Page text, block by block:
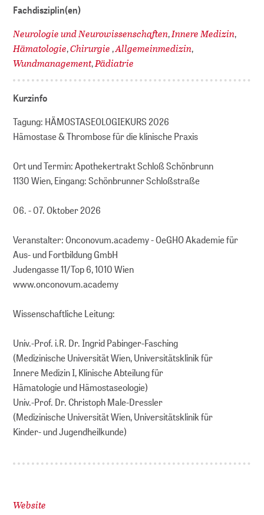
Fachdisziplin(en)
Neurologie und Neurowissenschaften,Innere Medizin,
Hämatologie,Chirurgie ,Allgemeinmedizin,
Wundmanagement,Pädiatrie
Kurzinfo
Tagung: HÄMOSTASEOLOGIEKURS 2026
Hämostase & Thrombose für die klinische Praxis
Ort und Termin: Apothekertrakt Schloß Schönbrunn
1130 Wien, Eingang: Schönbrunner Schloßstraße
06. - 07. Oktober 2026
Veranstalter: Onconovum.academy - OeGHO Akademie für
Aus- und Fortbildung GmbH
Judengasse 11/Top 6, 1010 Wien
www.onconovum.academy
Wissenschaftliche Leitung:
Univ.-Prof. i.R. Dr. Ingrid Pabinger-Fasching
(Medizinische Universität Wien, Universitätsklinik für
Innere Medizin I, Klinische Abteilung für
Hämatologie und Hämostaseologie)
Univ.-Prof. Dr. Christoph Male-Dressler
(Medizinische Universität Wien, Universitätsklinik für
Kinder- und Jugendheilkunde)
Website